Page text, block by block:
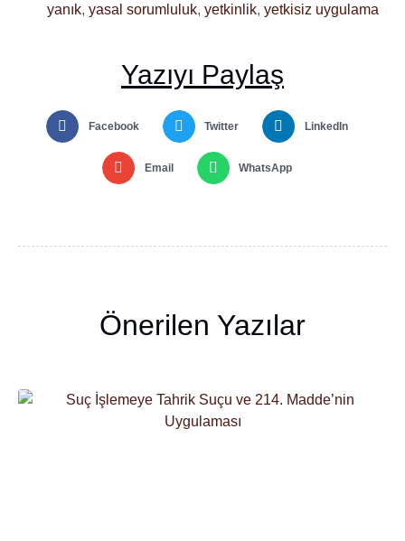
yanık, yasal sorumluluk, yetkinlik, yetkisiz uygulama
Yazıyı Paylaş
Facebook Twitter LinkedIn
Email WhatsApp
Önerilen Yazılar